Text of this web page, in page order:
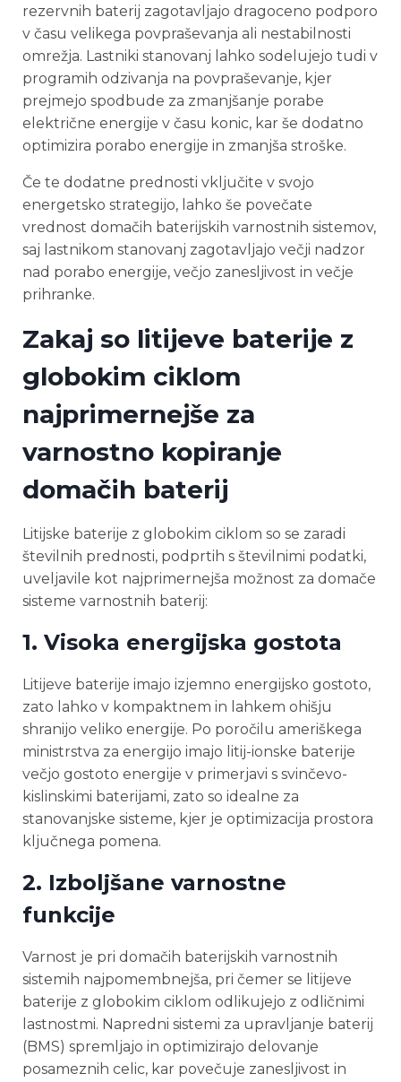
rezervnih baterij zagotavljajo dragoceno podporo
v času velikega povpraševanja ali nestabilnosti
omrežja. Lastniki stanovanj lahko sodelujejo tudi v
programih odzivanja na povpraševanje, kjer
prejmejo spodbude za zmanjšanje porabe
električne energije v času konic, kar še dodatno
optimizira porabo energije in zmanjša stroške.
Če te dodatne prednosti vključite v svojo
energetsko strategijo, lahko še povečate
vrednost domačih baterijskih varnostnih sistemov,
saj lastnikom stanovanj zagotavljajo večji nadzor
nad porabo energije, večjo zanesljivost in večje
prihranke.
Zakaj so litijeve baterije z
globokim ciklom
najprimernejše za
varnostno kopiranje
domačih baterij
Litijske baterije z globokim ciklom so se zaradi
številnih prednosti, podprtih s številnimi podatki,
uveljavile kot najprimernejša možnost za domače
sisteme varnostnih baterij:
1. Visoka energijska gostota
Litijeve baterije imajo izjemno energijsko gostoto,
zato lahko v kompaktnem in lahkem ohišju
shranijo veliko energije. Po poročilu ameriškega
ministrstva za energijo imajo litij-ionske baterije
večjo gostoto energije v primerjavi s svinčevo-
kislinskimi baterijami, zato so idealne za
stanovanjske sisteme, kjer je optimizacija prostora
ključnega pomena.
2. Izboljšane varnostne
funkcije
Varnost je pri domačih baterijskih varnostnih
sistemih najpomembnejša, pri čemer se litijeve
baterije z globokim ciklom odlikujejo z odličnimi
lastnostmi. Napredni sistemi za upravljanje baterij
(BMS) spremljajo in optimizirajo delovanje
posameznih celic, kar povečuje zanesljivost in